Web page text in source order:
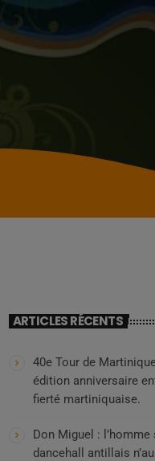
ARTICLES RÉCENTS
40e Tour de
édition anniversaire
fierté martiniquaise.
Don Miguel :
dancehall antillais